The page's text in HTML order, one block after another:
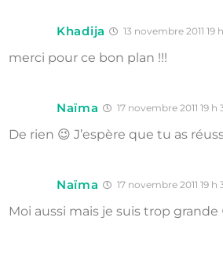
Khadija 13 novembre 2011 19
merci pour ce bon plan !!!
Naïma 17 novembre 2011 19 h
De rien 😉 J’espère que tu as
Naïma 17 novembre 2011 19 h
Moi aussi mais je suis trop grande